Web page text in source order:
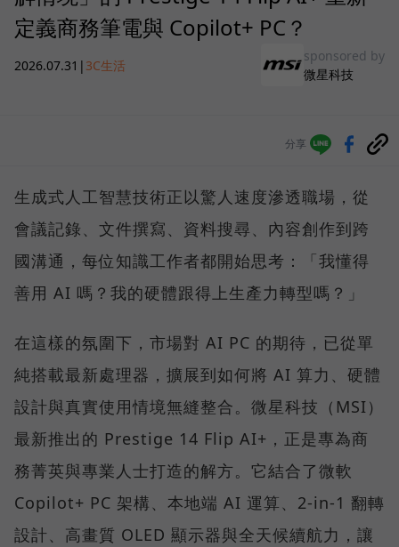
定義商務筆電與 Copilot+ PC？
2026.07.31 | 3C生活
sponsored by
微星科技
分享
生成式人工智慧技術正以驚人速度滲透職場，從
會議記錄、文件撰寫、資料搜尋、內容創作到跨
國溝通，每位知識工作者都開始思考：「我懂得
善用 AI 嗎？我的硬體跟得上生產力轉型嗎？」
在這樣的氛圍下，市場對 AI PC 的期待，已從單
純搭載最新處理器，擴展到如何將 AI 算力、硬體
設計與真實使用情境無縫整合。微星科技（MSI）
最新推出的 Prestige 14 Flip AI+，正是專為商
務菁英與專業人士打造的解方。它結合了微軟
Copilot+ PC 架構、本地端 AI 運算、2-in-1 翻轉
設計、高畫質 OLED 顯示器與全天候續航力，讓